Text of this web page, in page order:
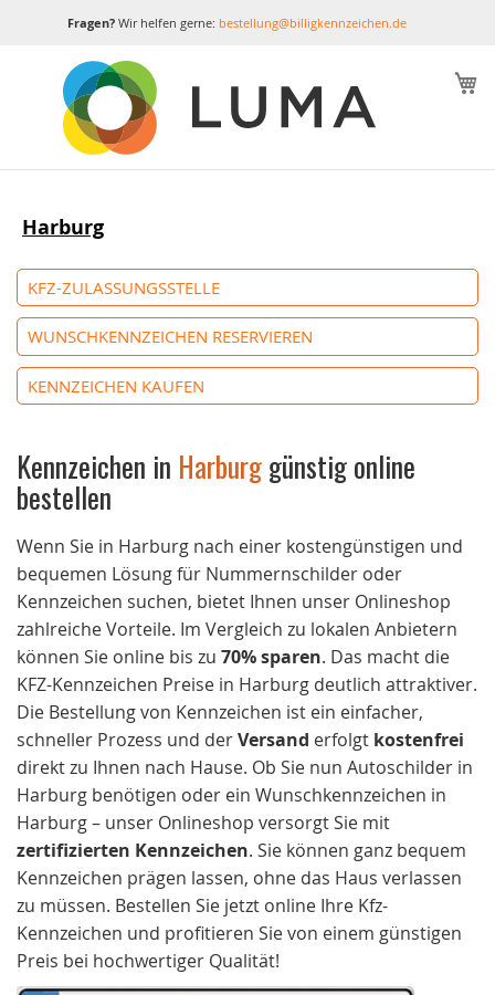
Fragen?Wir helfen gerne: bestellung@billigkennzeichen.de
Harburg
KFZ-ZULASSUNGSSTELLE
WUNSCHKENNZEICHEN RESERVIEREN
KENNZEICHEN KAUFEN
Kennzeichen in Harburggünstig online
bestellen
Wenn Sie in Harburg nach einer kostengünstigen und
bequemen Lösung für Nummernschilder oder
Kennzeichen suchen, bietet Ihnen unser Onlineshop
zahlreiche Vorteile. Im Vergleich zu lokalen Anbietern
können Sie online bis zu 70% sparen. Das macht die
KFZ-Kennzeichen Preise in Harburg deutlich attraktiver.
Die Bestellung von Kennzeichen ist ein einfacher,
schneller Prozess und derVersand erfolgt kostenfrei
direkt zu Ihnen nach Hause. Ob Sie nun Autoschilder in
Harburg benötigen oder ein Wunschkennzeichen in
Harburg – unser Onlineshop versorgt Sie mit
zertifizierten Kennzeichen. Sie können ganz bequem
Kennzeichen prägen lassen, ohne das Haus verlassen
zu müssen. Bestellen Sie jetzt online Ihre Kfz-
Kennzeichen und profitieren Sie von einem günstigen
Preis bei hochwertiger Qualität!